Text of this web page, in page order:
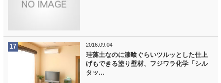
2016.09.04
珪藻土なのに漆喰ぐらいツルッとした仕上
げもできる塗り壁材、フジワラ化学「シル
タッ...